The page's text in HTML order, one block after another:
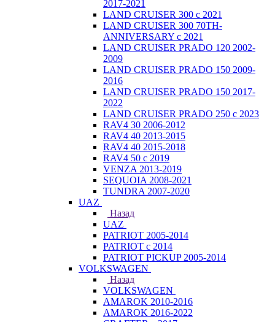
2017-2021
LAND CRUISER 300 с 2021
LAND CRUISER 300 70TH-
ANNIVERSARY с 2021
LAND CRUISER PRADO 120 2002-
2009
LAND CRUISER PRADO 150 2009-
2016
LAND CRUISER PRADO 150 2017-
2022
LAND CRUISER PRADO 250 с 2023
RAV4 30 2006-2012
RAV4 40 2013-2015
RAV4 40 2015-2018
RAV4 50 с 2019
VENZA 2013-2019
SEQUOIA 2008-2021
TUNDRA 2007-2020
UAZ
Назад
UAZ
PATRIOT 2005-2014
PATRIOT с 2014
PATRIOT PICKUP 2005-2014
VOLKSWAGEN
Назад
VOLKSWAGEN
AMAROK 2010-2016
AMAROK 2016-2022